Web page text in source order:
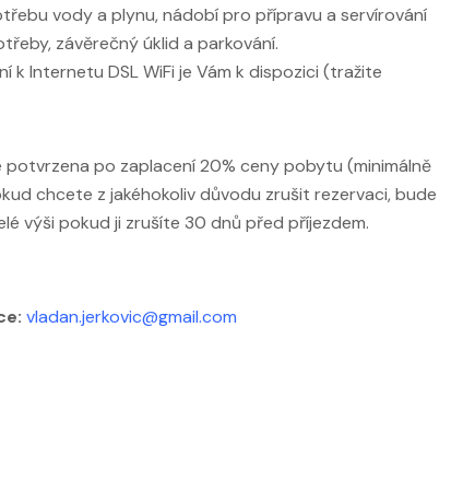
vody a plynu, nádobí pro přípravu a servírování
závěrečný úklid a parkování.
k Internetu DSL WiFi je Vám k dispozici (tražite
potvrzena po zaplacení 20% ceny pobytu (minimálně
chcete z jakéhokoliv důvodu zrušit rezervaci, bude
výši pokud ji zrušíte 30 dnů před příjezdem.
vladan.jerkovic@gmail.com